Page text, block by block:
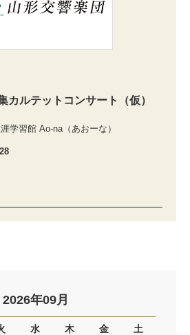
カルテットコンサート（仮）
学習館 Ao-na（あおーな）
2026年09月
水 木 金 土